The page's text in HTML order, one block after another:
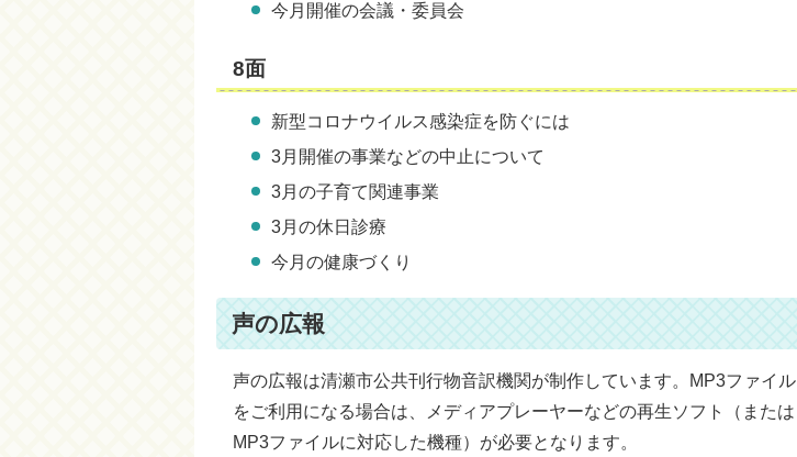
今月開催の会議・委員会
8面
新型コロナウイルス感染症を防ぐには
3月開催の事業などの中止について
3月の子育て関連事業
3月の休日診療
今月の健康づくり
声の広報
声の広報は清瀬市公共刊行物音訳機関が制作しています。MP3ファイル
をご利用になる場合は、メディアプレーヤーなどの再生ソフト（または
MP3ファイルに対応した機種）が必要となります。